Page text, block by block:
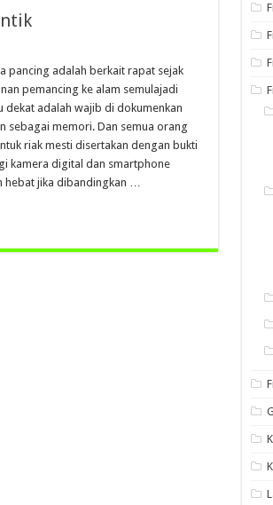
pancing adalah berkait rapat sejak
pemancing ke alam semulajadi
dekat adalah wajib di dokumenkan
sebagai memori. Dan semua orang
riak mesti disertakan dengan bukti
kamera digital dan smartphone
hebat jika dibandingkan …